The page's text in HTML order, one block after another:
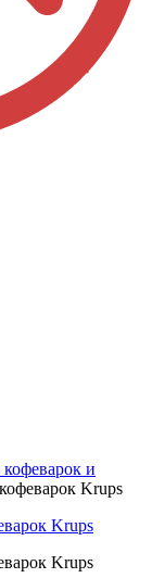
кофеварок и
Krups